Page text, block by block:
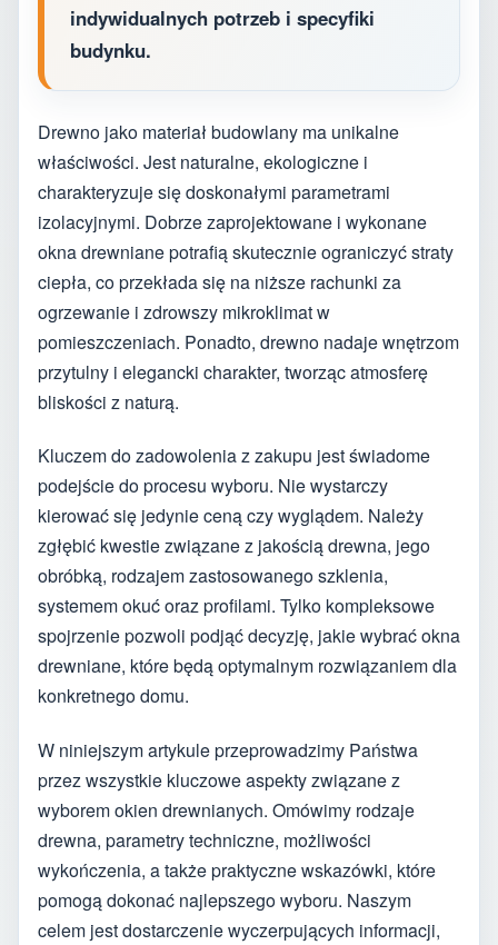
indywidualnych potrzeb i specyfiki
budynku.
Drewno jako materiał budowlany ma unikalne
właściwości. Jest naturalne, ekologiczne i
charakteryzuje się doskonałymi parametrami
izolacyjnymi. Dobrze zaprojektowane i wykonane
okna drewniane potrafią skutecznie ograniczyć straty
ciepła, co przekłada się na niższe rachunki za
ogrzewanie i zdrowszy mikroklimat w
pomieszczeniach. Ponadto, drewno nadaje wnętrzom
przytulny i elegancki charakter, tworząc atmosferę
bliskości z naturą.
Kluczem do zadowolenia z zakupu jest świadome
podejście do procesu wyboru. Nie wystarczy
kierować się jedynie ceną czy wyglądem. Należy
zgłębić kwestie związane z jakością drewna, jego
obróbką, rodzajem zastosowanego szklenia,
systemem okuć oraz profilami. Tylko kompleksowe
spojrzenie pozwoli podjąć decyzję, jakie wybrać okna
drewniane, które będą optymalnym rozwiązaniem dla
konkretnego domu.
W niniejszym artykule przeprowadzimy Państwa
przez wszystkie kluczowe aspekty związane z
wyborem okien drewnianych. Omówimy rodzaje
drewna, parametry techniczne, możliwości
wykończenia, a także praktyczne wskazówki, które
pomogą dokonać najlepszego wyboru. Naszym
celem jest dostarczenie wyczerpujących informacji,